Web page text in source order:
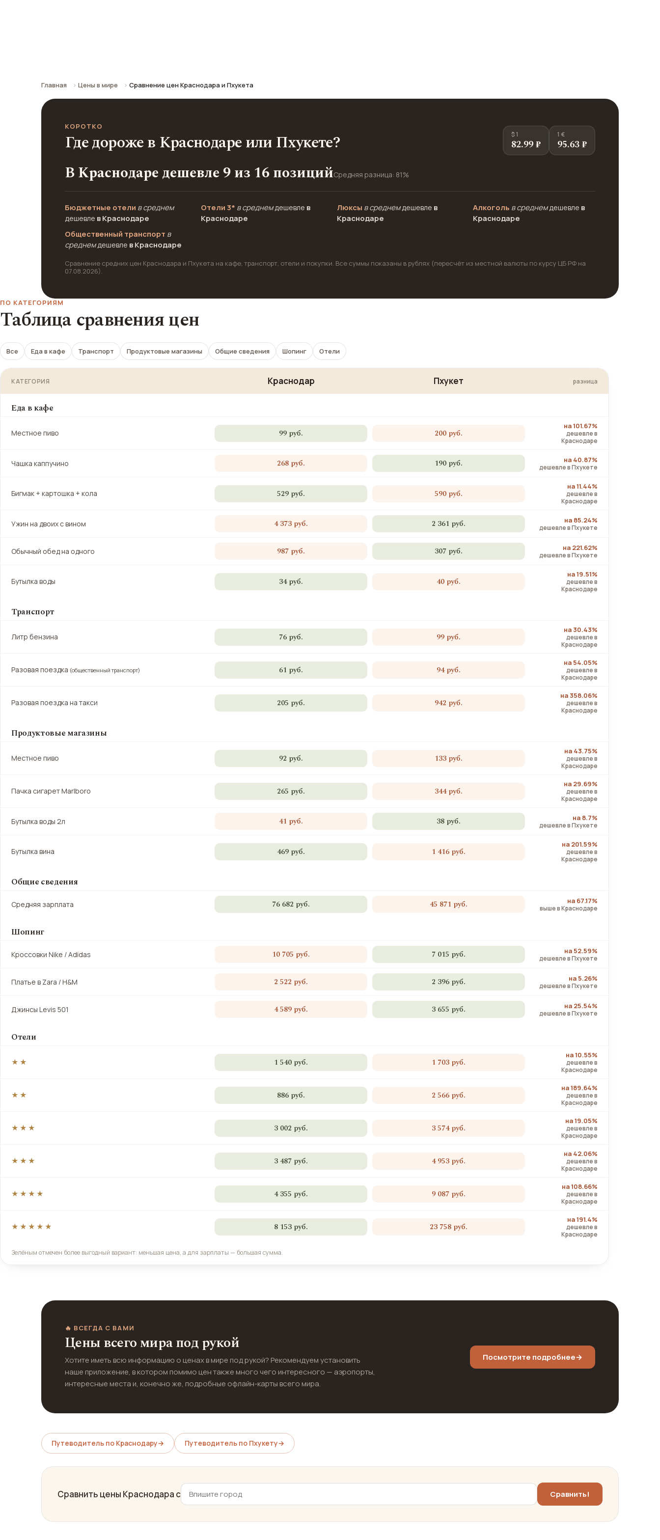
Главная Цены в мире Сравнение цен Краснодара и Пхукета
КОРОТКО
Где дороже в Краснодаре или Пхукете? $ 1
82.99 ₽
1 €
95.63 ₽
В Краснодаре дешевле 9 из 16 позицийСредняя разница: 81%
Бюджетные отели в среднем
дешевле в Краснодаре
Отели 3* в среднемдешевле в
Краснодаре
Люксы в среднемдешевле в
Краснодаре
Алкоголь в среднемдешевле в
Краснодаре
Общественный транспорт в
среднемдешевле в Краснодаре
Сравнение средних цен Краснодара и Пхукета на кафе, транспорт, отели и покупки. Все суммы показаны в рублях (пересчёт из местной валюты по курсу ЦБ РФ на
07.08.2026).
ПО КАТЕГОРИЯМ
Таблица сравнения цен
Все Еда в кафе Транспорт Продуктовые магазины Общие сведения Шопинг Отели
КАТЕГОРИЯ Краснодар Пхукет разница
Еда в кафе
Местное пиво 99 руб. 200 руб.
на 101.67%
дешевле в
Краснодаре
Чашка каппучино 268 руб. 190 руб. на 40.87%
дешевле в Пхукете
Бигмак + картошка + кола 529 руб. 590 руб.
на 11.44%
дешевле в
Краснодаре
Ужин на двоих с вином 4 373 руб. 2 361 руб. на 85.24%
дешевле в Пхукете
Обычный обед на одного 987 руб. 307 руб. на 221.62%
дешевле в Пхукете
Бутылка воды 34 руб. 40 руб.
на 19.51%
дешевле в
Краснодаре
Транспорт
Литр бензина 76 руб. 99 руб.
на 30.43%
дешевле в
Краснодаре
Разовая поездка (общественный транспорт) 61 руб. 94 руб.
на 54.05%
дешевле в
Краснодаре
Разовая поездка на такси 205 руб. 942 руб.
на 358.06%
дешевле в
Краснодаре
Продуктовые магазины
Местное пиво 92 руб. 133 руб.
на 43.75%
дешевле в
Краснодаре
Пачка сигарет Marlboro 265 руб. 344 руб.
на 29.69%
дешевле в
Краснодаре
Бутылка воды 2л 41 руб. 38 руб. на 8.7%
дешевле в Пхукете
Бутылка вина 469 руб. 1 416 руб.
на 201.59%
дешевле в
Краснодаре
Общие сведения
Средняя зарплата 76 682 руб. 45 871 руб. на 67.17%
выше в Краснодаре
Шопинг
Кроссовки Nike / Adidas 10 705 руб. 7 015 руб. на 52.59%
дешевле в Пхукете
Платье в Zara / H&M 2 522 руб. 2 396 руб. на 5.26%
дешевле в Пхукете
Джинсы Levis 501 4 589 руб. 3 655 руб. на 25.54%
дешевле в Пхукете
Отели
★★ 1 540 руб. 1 703 руб.
на 10.55%
дешевле в
Краснодаре
★★ 886 руб. 2 566 руб.
на 189.64%
дешевле в
Краснодаре
★★★ 3 002 руб. 3 574 руб.
на 19.05%
дешевле в
Краснодаре
★★★ 3 487 руб. 4 953 руб.
на 42.06%
дешевле в
Краснодаре
★★★★ 4 355 руб. 9 087 руб.
на 108.66%
дешевле в
Краснодаре
★★★★★ 8 153 руб. 23 758 руб.
на 191.4%
дешевле в
Краснодаре
Зелёным отмечен более выгодный вариант: меньшая цена, а для зарплаты — большая сумма.
🔥 ВСЕГДА С ВАМИ
Цены всего мира под рукой
Хотите иметь всю информацию о ценах в мире под рукой? Рекомендуем установить
наше приложение, в котором помимо цен также много чего интересного — аэропорты,
интересные места и, конечно же, подробные офлайн-карты всего мира.
Посмотрите подробнее→
Путеводитель по Краснодару→ Путеводитель по Пхукету→
Сравнить цены Краснодара с